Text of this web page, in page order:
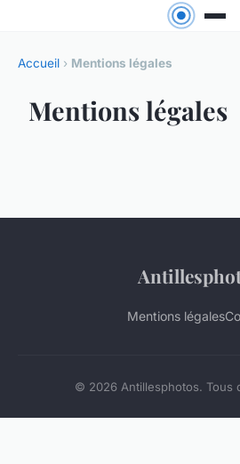
Accueil › Mentions légales
Mentions légales
Mentions légales
© 2026 Antillesphotos. Tous